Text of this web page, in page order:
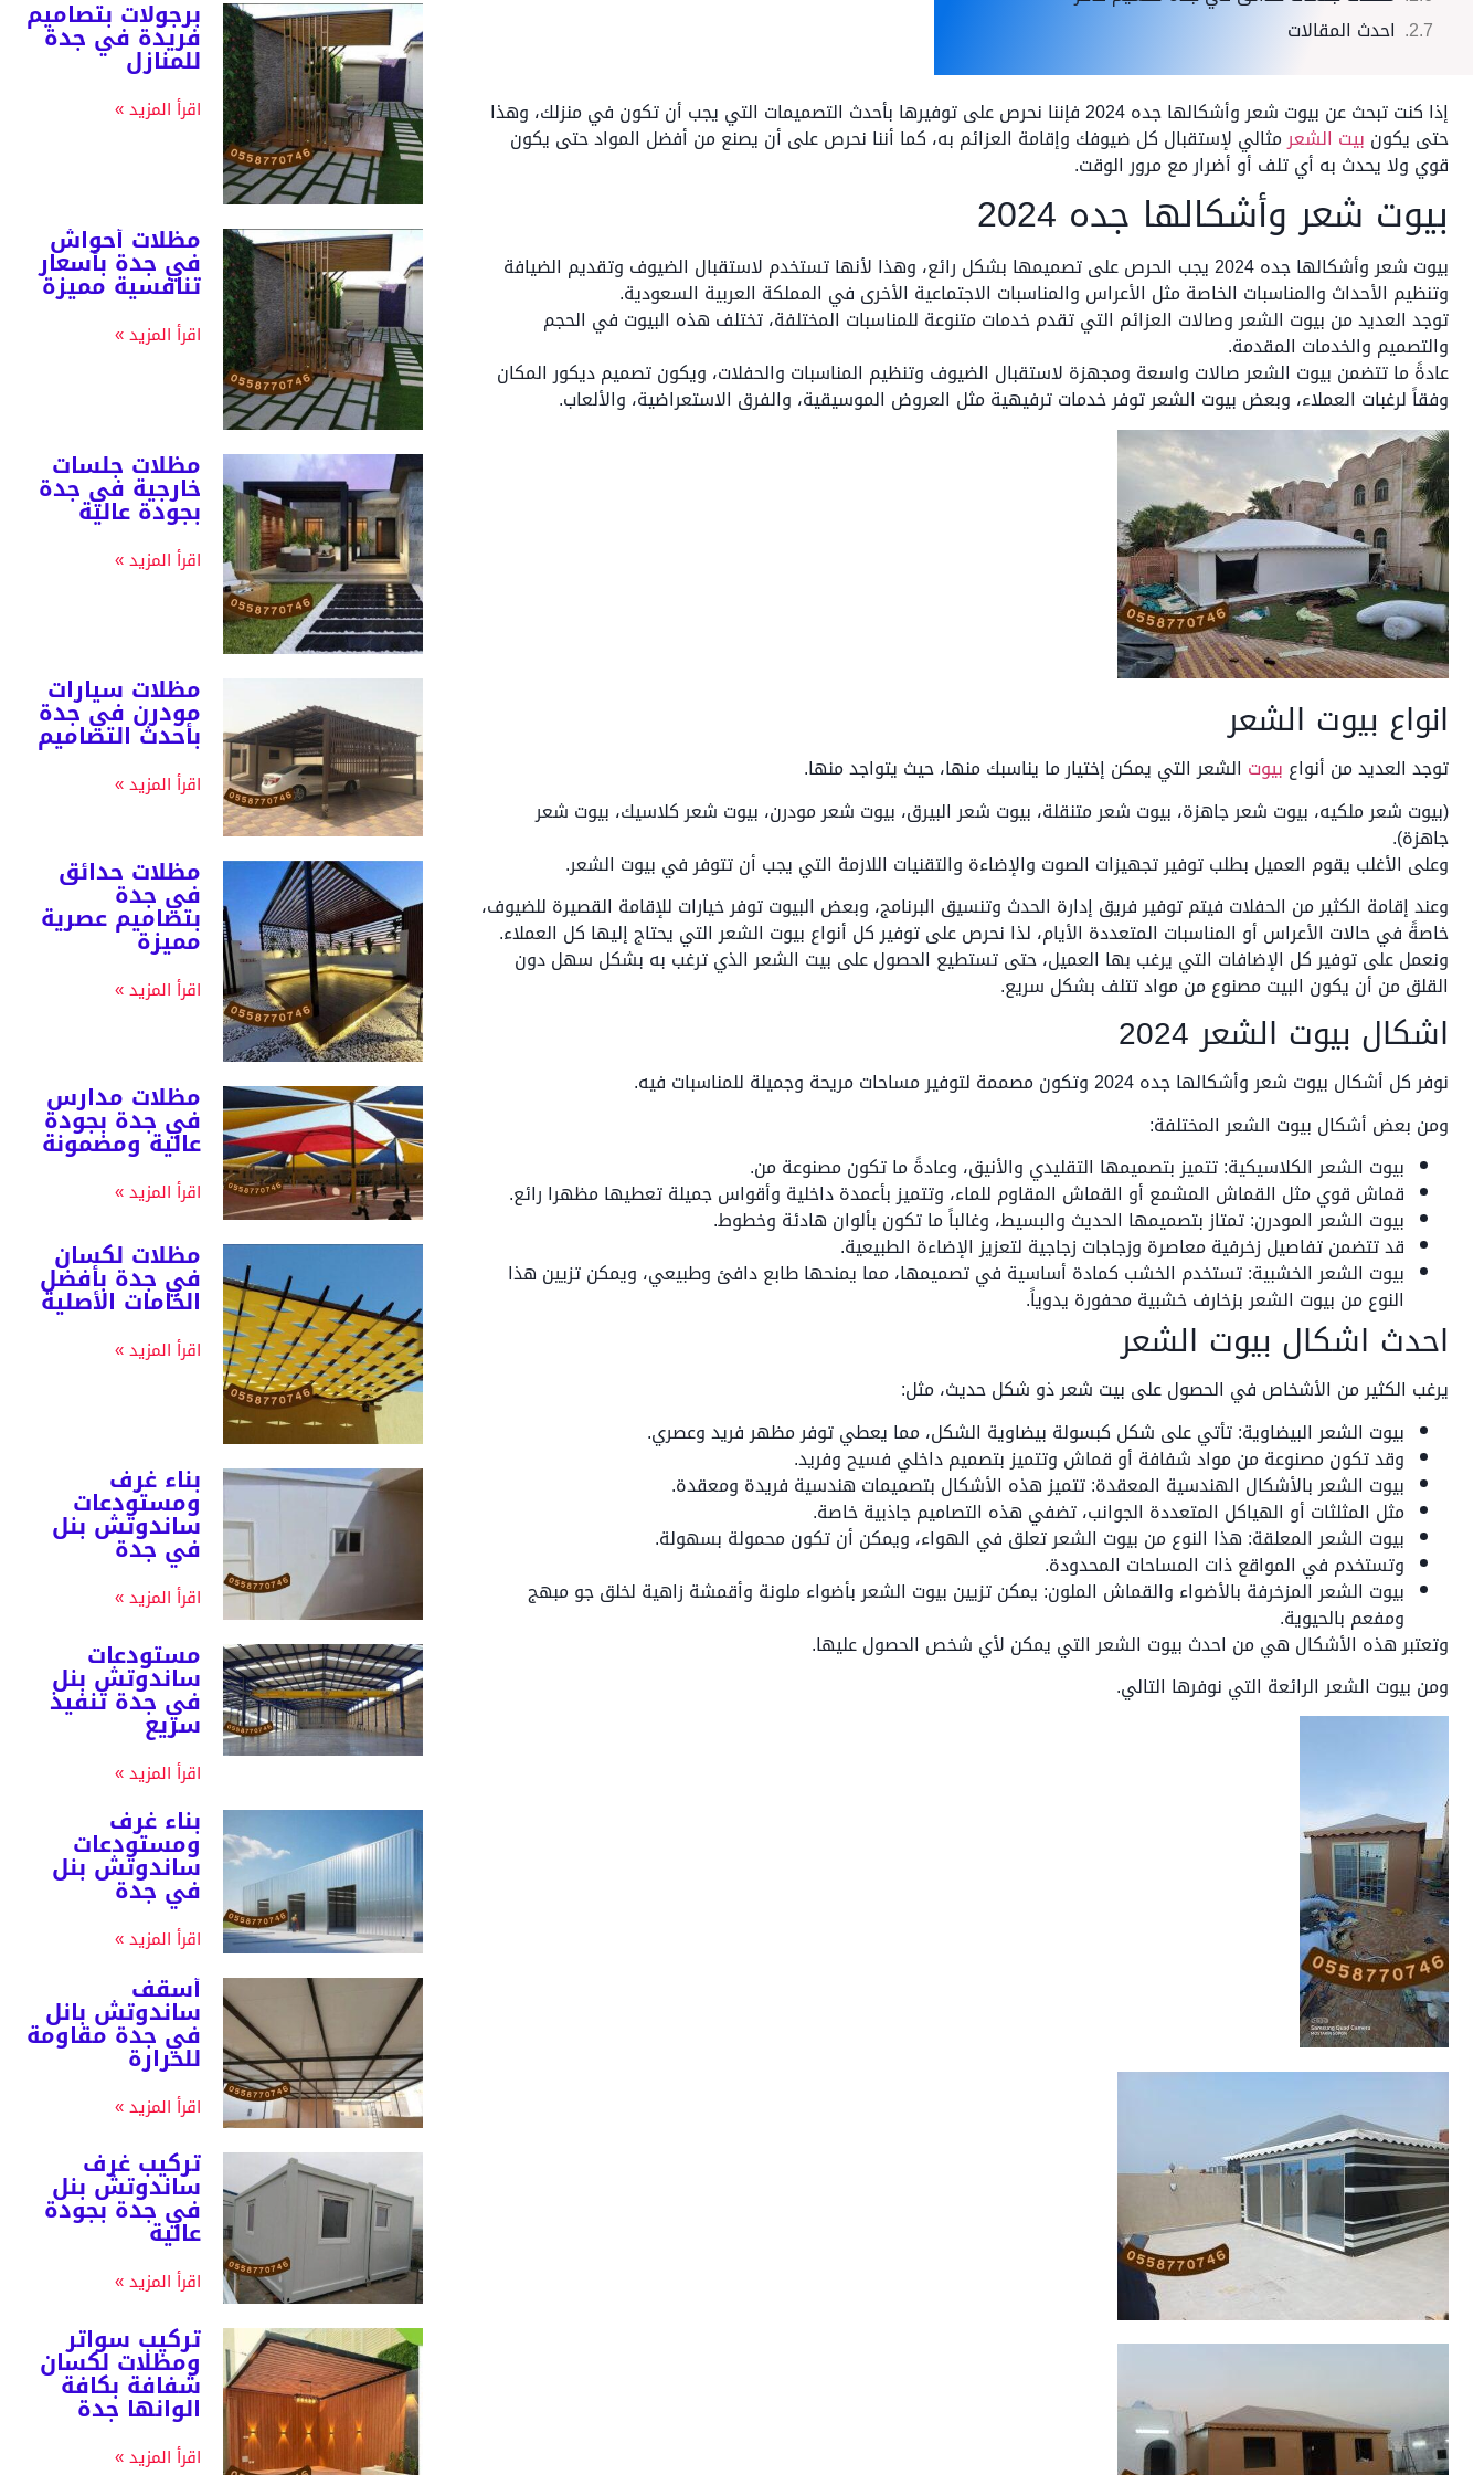
احدث المقالات
إذا كنت تبحث عن بيوت شعر وأشكالها جده 2024 فإننا نحرص على توفيرها بأحدث التصميمات التي يجب أن تكون في منزلك، وهذا
حتى يكون بيت الشعرمثالي لإستقبال كل ضيوفك وإقامة العزائم به، كما أننا نحرص على أن يصنع من أفضل المواد حتى يكون
قوي ولا يحدث به أي تلف أو أضرار مع مرور الوقت.
بيوت شعر وأشكالها جده 2024
بيوت شعر وأشكالها جده 2024 يجب الحرص على تصميمها بشكل رائع، وهذا لأنها تستخدم لاستقبال الضيوف وتقديم الضيافة
وتنظيم الأحداث والمناسبات الخاصة مثل الأعراس والمناسبات الاجتماعية الأخرى في المملكة العربية السعودية.
توجد العديد من بيوت الشعر وصالات العزائم التي تقدم خدمات متنوعة للمناسبات المختلفة، تختلف هذه البيوت في الحجم
والتصميم والخدمات المقدمة.
عادةً ما تتضمن بيوت الشعر صالات واسعة ومجهزة لاستقبال الضيوف وتنظيم المناسبات والحفلات، ويكون تصميم ديكور المكان
وفقاً لرغبات العملاء، وبعض بيوت الشعر توفر خدمات ترفيهية مثل العروض الموسيقية، والفرق الاستعراضية، والألعاب.
انواع بيوت الشعر
توجد العديد من أنواع بيوت الشعر التي يمكن إختيار ما يناسبك منها، حيث يتواجد منها.
(بيوت شعر ملكيه، بيوت شعر جاهزة، بيوت شعر متنقلة، بيوت شعر البيرق، بيوت شعر مودرن، بيوت شعر كلاسيك، بيوت شعر
جاهزة).
وعلى الأغلب يقوم العميل بطلب توفير تجهيزات الصوت والإضاءة والتقنيات اللازمة التي يجب أن تتوفر في بيوت الشعر.
وعند إقامة الكثير من الحفلات فيتم توفير فريق إدارة الحدث وتنسيق البرنامج، وبعض البيوت توفر خيارات للإقامة القصيرة للضيوف،
خاصةً في حالات الأعراس أو المناسبات المتعددة الأيام، لذا نحرص على توفير كل أنواع بيوت الشعر التي يحتاج إليها كل العملاء.
ونعمل على توفير كل الإضافات التي يرغب بها العميل، حتى تستطيع الحصول على بيت الشعر الذي ترغب به بشكل سهل دون
القلق من أن يكون البيت مصنوع من مواد تتلف بشكل سريع.
اشكال بيوت الشعر 2024
نوفر كل أشكال بيوت شعر وأشكالها جده 2024 وتكون مصممة لتوفير مساحات مريحة وجميلة للمناسبات فيه.
ومن بعض أشكال بيوت الشعر المختلفة:
بيوت الشعر الكلاسيكية: تتميز بتصميمها التقليدي والأنيق، وعادةً ما تكون مصنوعة من.
قماش قوي مثل القماش المشمع أو القماش المقاوم للماء، وتتميز بأعمدة داخلية وأقواس جميلة تعطيها مظهرا رائع.
بيوت الشعر المودرن: تمتاز بتصميمها الحديث والبسيط، وغالباً ما تكون بألوان هادئة وخطوط.
قد تتضمن تفاصيل زخرفية معاصرة وزجاجات زجاجية لتعزيز الإضاءة الطبيعية.
بيوت الشعر الخشبية: تستخدم الخشب كمادة أساسية في تصميمها، مما يمنحها طابع دافئ وطبيعي، ويمكن تزيين هذا
النوع من بيوت الشعر بزخارف خشبية محفورة يدوياً.
احدث اشكال بيوت الشعر
يرغب الكثير من الأشخاص في الحصول على بيت شعر ذو شكل حديث، مثل:
بيوت الشعر البيضاوية: تأتي على شكل كبسولة بيضاوية الشكل، مما يعطي توفر مظهر فريد وعصري.
وقد تكون مصنوعة من مواد شفافة أو قماش وتتميز بتصميم داخلي فسيح وفريد.
بيوت الشعر بالأشكال الهندسية المعقدة: تتميز هذه الأشكال بتصميمات هندسية فريدة ومعقدة.
مثل المثلثات أو الهياكل المتعددة الجوانب، تضفي هذه التصاميم جاذبية خاصة.
بيوت الشعر المعلقة: هذا النوع من بيوت الشعر تعلق في الهواء، ويمكن أن تكون محمولة بسهولة.
وتستخدم في المواقع ذات المساحات المحدودة.
بيوت الشعر المزخرفة بالأضواء والقماش الملون: يمكن تزيين بيوت الشعر بأضواء ملونة وأقمشة زاهية لخلق جو مبهج
ومفعم بالحيوية.
وتعتبر هذه الأشكال هي من احدث بيوت الشعر التي يمكن لأي شخص الحصول عليها.
ومن بيوت الشعر الرائعة التي نوفرها التالي.
برجولات بتصاميم
فريدة في جدة
للمنازل
اقرأ المزيد »
مظلات أحواش
في جدة بأسعار
تنافسية مميزة
اقرأ المزيد »
مظلات جلسات
خارجية في جدة
بجودة عالية
اقرأ المزيد »
مظلات سيارات
مودرن في جدة
بأحدث التصاميم
اقرأ المزيد »
مظلات حدائق
في جدة
بتصاميم عصرية
مميزة
اقرأ المزيد »
مظلات مدارس
في جدة بجودة
عالية ومضمونة
اقرأ المزيد »
مظلات لكسان
في جدة بأفضل
الخامات الأصلية
اقرأ المزيد »
بناء غرف
ومستودعات
ساندوتش بنل
في جدة
اقرأ المزيد »
مستودعات
ساندوتش بنل
في جدة تنفيذ
سريع
اقرأ المزيد »
بناء غرف
ومستودعات
ساندوتش بنل
في جدة
اقرأ المزيد »
أسقف
ساندوتش بانل
في جدة مقاومة
للحرارة
اقرأ المزيد »
تركيب غرف
ساندوتش بنل
في جدة بجودة
عالية
اقرأ المزيد »
تركيب سواتر
ومظلات لكسان
شفافة بكافة
الوانها جدة
اقرأ المزيد »